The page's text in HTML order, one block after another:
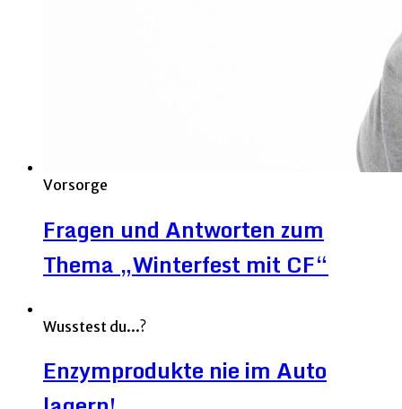
Vorsorge
Fragen und Antworten zum
Thema „Winterfest mit CF“
Wusstest du...?
Enzymprodukte nie im Auto